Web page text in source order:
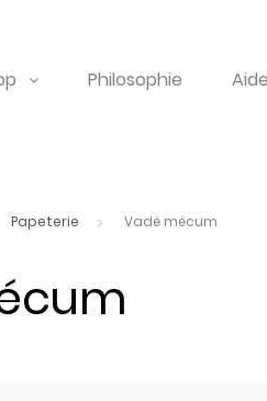
Philosophie Aide
Papeterie Vadé mécum